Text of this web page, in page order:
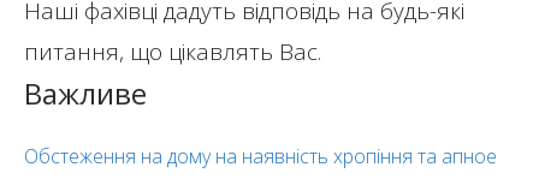
Наші фахівці дадуть відповідь на будь-які
питання, що цікавлять Вас.
Важливе
Обстеження на дому на наявність хропіння та апное